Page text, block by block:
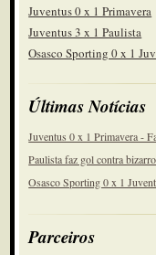
Juventus 0 x 1 Primavera
Juventus 3 x 1 Paulista
Osasco Sporting 0 x 1
Últimas Notícias
Juventus 0 x 1 Primavera -
Paulista faz gol contra
Osasco Sporting 0 x 1
Parceiros